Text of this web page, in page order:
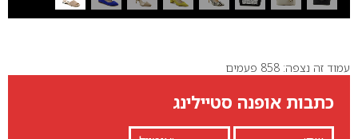
עמוד זה נצפה: 858 פעמים
כתבות אופנה סטיילינג